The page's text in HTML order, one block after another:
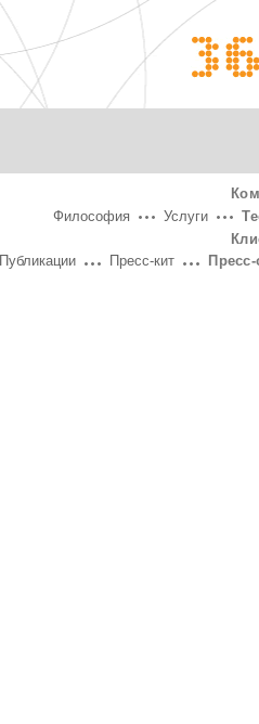
Услуги
Философия
Пресс-кит
Публикации